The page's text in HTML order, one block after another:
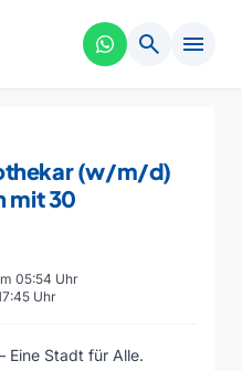
search menu
(w/m/d)
mit 30
05:54 Uhr
Uhr
Eine Stadt für Alle.